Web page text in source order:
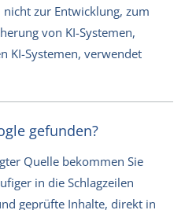
zur Entwicklung, zum
von KI-Systemen,
KI-Systemen, verwendet
gefunden?
Quelle bekommen Sie
in die Schlagzeilen
geprüfte Inhalte, direkt in